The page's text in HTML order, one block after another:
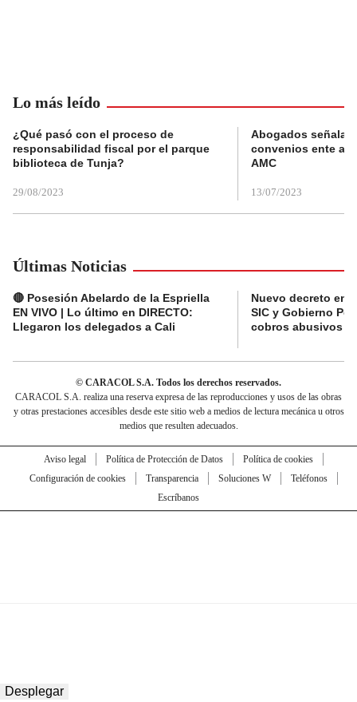
Lo más leído
¿Qué pasó con el proceso de
responsabilidad fiscal por el parque
biblioteca de Tunja?
29/08/2023
Abogados
convenios ente
AMC
13/07/2023
Últimas Noticias
🔴 Posesión Abelardo de la Espriella
EN VIVO | Lo último en DIRECTO:
Llegaron los delegados a Cali
Nuevo decreto en
SIC y Gobierno
cobros abusivos y
© CARACOL S.A. Todos los derechos reservados.
CARACOL S.A. realiza una reserva expresa de las reproducciones y usos de las obras
y otras prestaciones accesibles desde este sitio web a medios de lectura mecánica u otros
medios que resulten adecuados.
Aviso legal Política de Protección de Datos
Política de cookies
Configuración de cookies
Transparencia Soluciones W
Teléfonos
Escríbanos
Desplegar